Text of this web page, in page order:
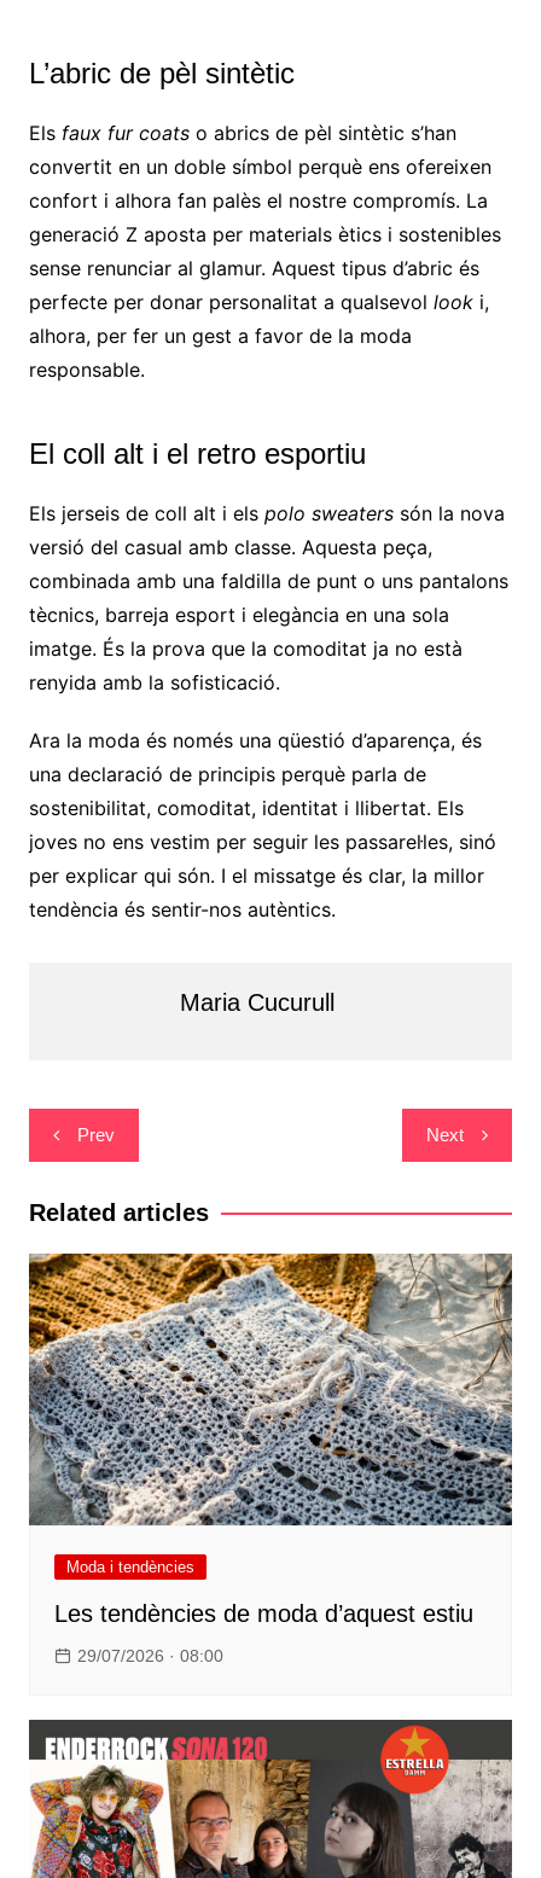
L’abric de pèl sintètic
Els faux fur coatso abrics de pèl sintètic s’han
convertit en un doble símbol perquè ens ofereixen
confort i alhora fan palès el nostre compromís. La
generació Z aposta per materials ètics i sostenibles
sense renunciar al glamur. Aquest tipus d’abric és
perfecte per donar personalitat a qualsevol looki,
alhora, per fer un gest a favor de la moda
responsable.
El coll alt i el retro esportiu
Els jerseis de coll alt i els polo sweaterssón la nova
versió del casual amb classe. Aquesta peça,
combinada amb una faldilla de punt o uns pantalons
tècnics, barreja esport i elegància en una sola
imatge. És la prova que la comoditat ja no està
renyida amb la sofisticació.
Ara la moda és només una qüestió d’aparença, és
una declaració de principis perquè parla de
sostenibilitat, comoditat, identitat i llibertat. Els
joves no ens vestim per seguir les passarel·les, sinó
per explicar qui són. I el missatge és clar, la millor
tendència és sentir-nos autèntics.
Maria Cucurull
Navegació
d'entrades
Prev Next
Related articles
Moda i tendències
Les tendències de moda d’aquest estiu
29/07/2026 · 08:00